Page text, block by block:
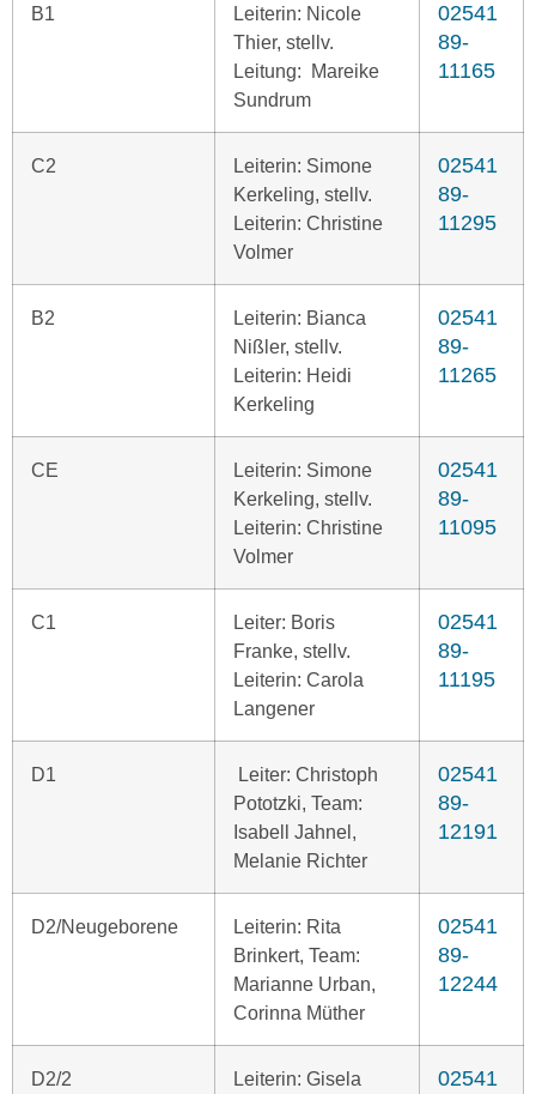
B1
Leiterin: Nicole
Thier, stellv.
Leitung: Mareike
Sundrum
02541
89-
11165
C2
Leiterin: Simone
Kerkeling, stellv.
Leiterin: Christine
Volmer
02541
89-
11295
B2
Leiterin: Bianca
Nißler, stellv.
Leiterin: Heidi
Kerkeling
02541
89-
11265
CE
Leiterin: Simone
Kerkeling, stellv.
Leiterin: Christine
Volmer
02541
89-
11095
C1
Leiter: Boris
Franke, stellv.
Leiterin: Carola
Langener
02541
89-
11195
D1
Leiter: Christoph
Pototzki, Team:
Isabell Jahnel,
Melanie Richter
02541
89-
12191
D2/Neugeborene
Leiterin: Rita
Brinkert, Team:
Marianne Urban,
Corinna Müther
02541
89-
12244
D2/2
Leiterin: Gisela
02541